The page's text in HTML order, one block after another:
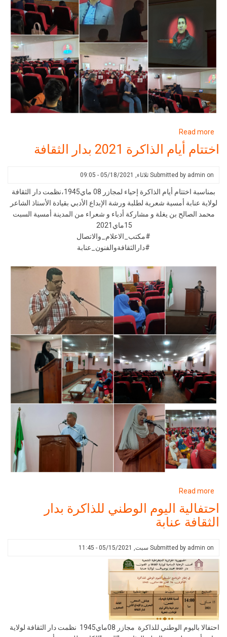
Read more
اختتام
أيام
إحياء
لمجازر
08ماي1945
الثقافة
اختتام أيام الذاكرة 2021 بدار الثقافة
Submitted by admin on ثلاثاء, 05/18/2021 - 09:05
بمناسبة اختتام أيام الذاكرة إحياء لمجازر 08 ماي1945،نظمت دار الثقافة
لولاية عنابة أمسية شعرية لطلبة ورشة الإبداع الأدبي بقيادة الأستاذ الشاعر
محمد الصالح بن يغلة و مشاركة أدباء و شعراء من المدينة أمسية السبت
15ماي2021
#مكتب_الاعلام_والاتصال
#دارالثقافةوالفنون_عنابة
Read more
اختتام
أيام
الذاكرة
بدار
الثقافة
احتفالية اليوم الوطني للذاكرة بدار
الثقافة عنابة
Submitted by admin on سبت, 05/15/2021 - 11:45
احتفالا باليوم الوطني للذاكرة مجازر 08ماي1945 نظمت دار الثقافة لولاية